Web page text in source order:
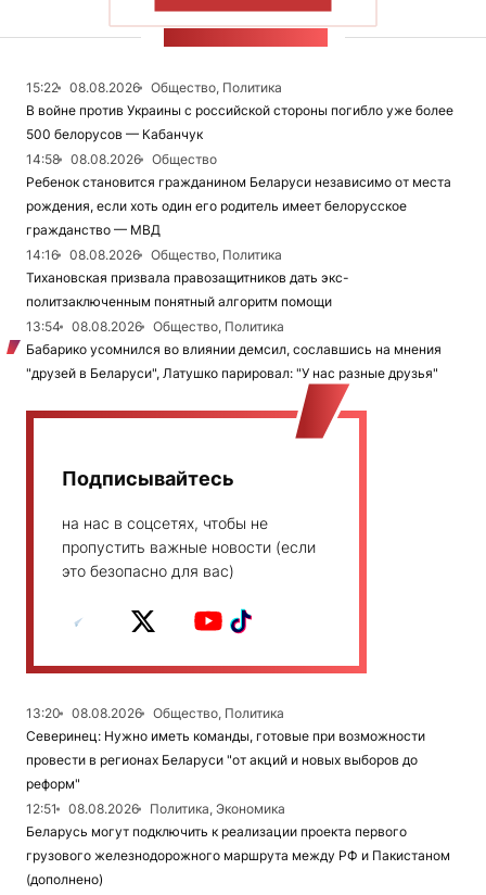
15:22 08.08.2026
Общество, Политика
В войне против Украины с российской стороны погибло уже более
500 белорусов — Кабанчук
14:58
08.08.2026
Общество
Ребенок становится гражданином Беларуси независимо от места
рождения, если хоть один его родитель имеет белорусское
гражданство — МВД
14:16
08.08.2026
Общество, Политика
Тихановская призвала правозащитников дать экс-
политзаключенным понятный алгоритм помощи
13:54
08.08.2026
Общество, Политика
Бабарико усомнился во влиянии демсил, сославшись на мнения
"друзей в Беларуси", Латушко парировал: "У нас разные друзья"
Подписывайтесь
на нас в соцсетях, чтобы не
пропустить важные новости (если
это безопасно для вас)
13:20 08.08.2026
Общество, Политика
Северинец: Нужно иметь команды, готовые при возможности
провести в регионах Беларуси "от акций и новых выборов до
реформ"
12:51
08.08.2026
Политика, Экономика
Беларусь могут подключить к реализации проекта первого
грузового железнодорожного маршрута между РФ и Пакистаном
(дополнено)